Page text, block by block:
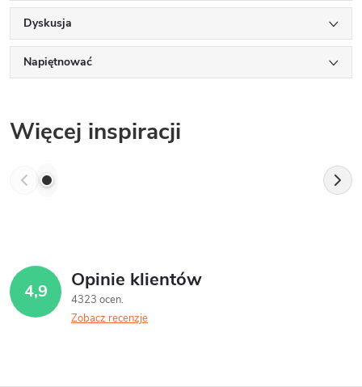
Dyskusja
Napiętnować
Więcej inspiracji
4,9 Opinie klientów
4323 ocen
Zobacz recenzje